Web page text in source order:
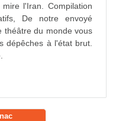
l'Iran. Compilation
De notre envoyé
théâtre du monde vous
dépêches à l'état brut.